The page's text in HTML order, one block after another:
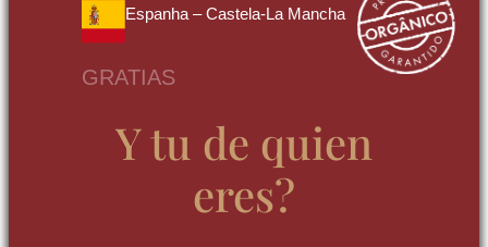
Espanha – Castela-La Mancha
GRATIAS
Y tu de quien
eres?